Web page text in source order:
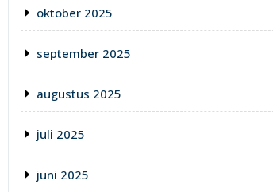
oktober 2025
september 2025
augustus 2025
juli 2025
juni 2025